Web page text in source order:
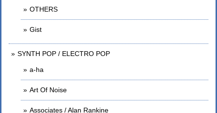
OTHERS
Gist
SYNTH POP / ELECTRO POP
a-ha
Art Of Noise
Associates / Alan Rankine